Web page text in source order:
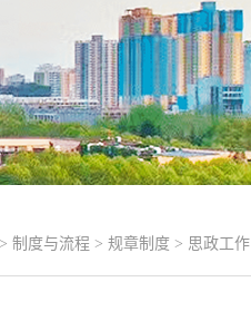
> 制度与流程 > 规章制度 > 思政工作